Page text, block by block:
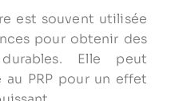
est souvent utilisée
pour obtenir des
Elle peut
PRP pour un effet